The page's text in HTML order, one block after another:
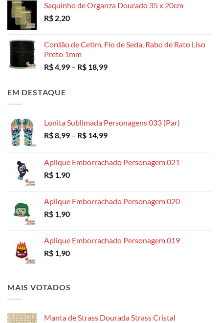
preço:
Saquinho de Organza Dourado 35 x 20cm
R$ 2,20
Cordão de Cetim, Fio de Seda, Rabo de Rato Liso
Preto 1mm
R$4,99 – R$ 18,99Faixa
EM DESTAQUE
Lonita Sublimada Personagens 033 (Par)
R$8,99 – R$ 14,99Faixa
R$ 8,99
Aplique Emborrachado Personagem 021
R$ 1,90
Aplique Emborrachado Personagem 020
R$ 1,90
Aplique Emborrachado Personagem 019
R$ 1,90
MAIS VOTADOS
Manta de Strass Dourada Strass Cristal